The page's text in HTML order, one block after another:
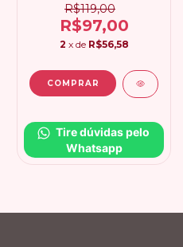
R$119,00
R$97,00
2 x de R$56,58
Tire dúvidas pelo
Whatsapp